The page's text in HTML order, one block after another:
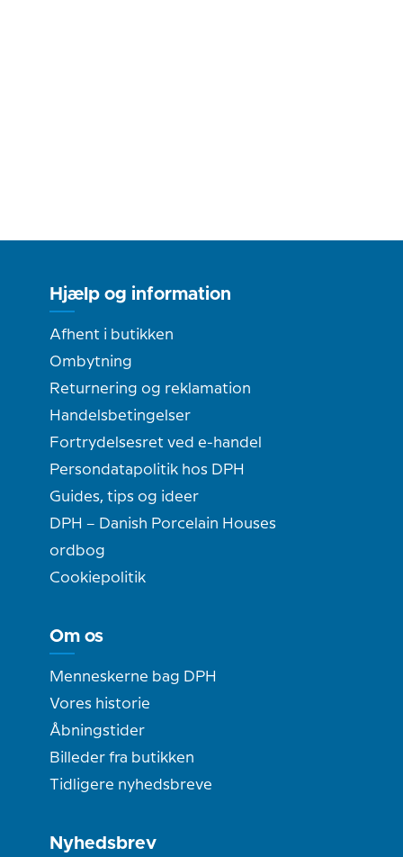
Hjælp og information
Afhent i butikken
Ombytning
Returnering og reklamation
Handelsbetingelser
Fortrydelsesret ved e-handel
Persondatapolitik hos DPH
Guides, tips og ideer
DPH – Danish Porcelain Houses
ordbog
Cookiepolitik
Om os
Menneskerne bag DPH
Vores historie
Åbningstider
Billeder fra butikken
Tidligere nyhedsbreve
Nyhedsbrev